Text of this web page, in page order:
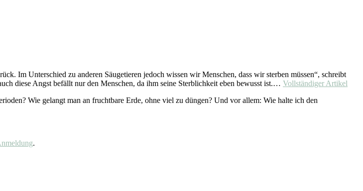
Im Unterschied zu anderen Säugetieren jedoch wissen wir Menschen, dass wir sterben müssen“, schreibt
diese Angst befällt nur den Menschen, da ihm seine Sterblichkeit eben bewusst ist.… Vollständiger Artikel
Wie gelangt man an fruchtbare Erde, ohne viel zu düngen? Und vor allem: Wie halte ich den
.